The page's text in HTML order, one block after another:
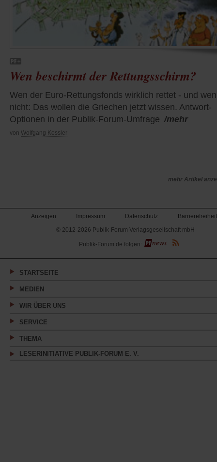
Wen beschirmt der Rettungsschirm?
Wen der Euro-Rettungsfonds wirklich rettet - und wen
nicht: Das wollen die Griechen jetzt wissen. Antwort-
Optionen in der Publik-Forum-Umfrage /mehr
von Wolfgang Kessler
mehr Artikel
Anzeigen Impressum Datenschutz
Barrierefreiheit
© 2012-2026 Publik-Forum Verlagsgesellschaft mbH
(Öffnet
in
neuen
Publik-Forum.de folgen:
STARTSEITE
MEDIEN
WIR ÜBER UNS
SERVICE
THEMA
LESERINITIATIVE PUBLIK-FORUM E. V.